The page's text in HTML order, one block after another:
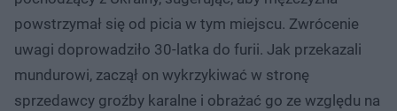
powstrzymał się od picia w tym miejscu. Zwrócenie
uwagi doprowadziło 30-latka do furii. Jak przekazali
mundurowi, zaczął on wykrzykiwać w stronę
sprzedawcy groźby karalne i obrażać go ze względu na